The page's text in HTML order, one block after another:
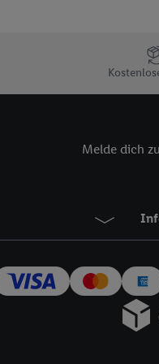
Melde dich
„Zustimmen“ stimmen Sie
jederzeit mit Wirkung für die
Unter
nachfolgend schlagwortartig
Gewährleistung der
Anzeige von Werbung und
Verknüpfung verschiedener
Technologie für digitales
Verwendung genauer
Zugriff auf Informationen
Zielgruppen durch
reduzierter Daten zur
Auswahl personalisierter